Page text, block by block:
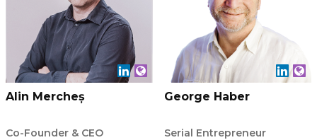
Alin Mercheș
Co-Founder & CEO
George Haber
Serial Entrepreneur